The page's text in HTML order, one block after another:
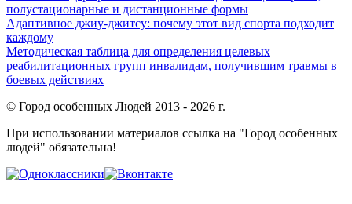
полустационарные и дистанционные формы
Адаптивное джиу-джитсу: почему этот вид спорта подходит
каждому
Методическая таблица для определения целевых
реабилитационных групп инвалидам, получившим травмы в
боевых действиях
© Город особенных Людей 2013 - 2026 г.
При использовании материалов ссылка на "Город особенных
людей" обязательна!